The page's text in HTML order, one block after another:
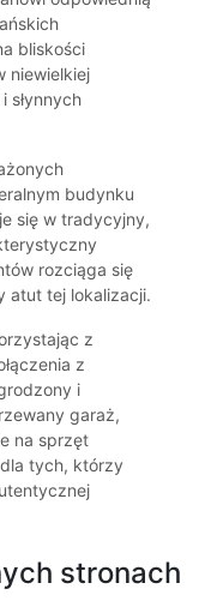
bliskości
niewielkiej
słynnych
budynku
się w tradycyjny,
rozciąga się
atut tej lokalizacji.
z
z
i
garaż,
na sprzęt
tych, którzy
stronach